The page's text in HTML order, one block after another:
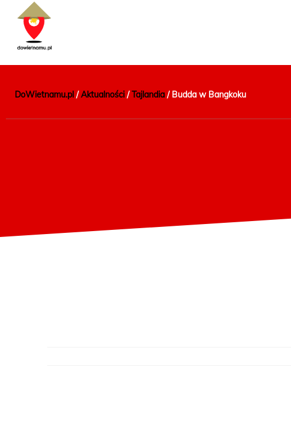
DoWietnamu.pl /Aktualności /Tajlandia / Budda w Bangkoku